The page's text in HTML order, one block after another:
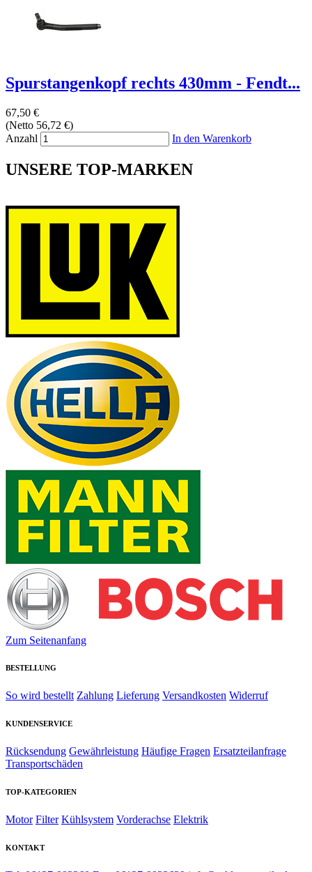
Spurstangenkopf rechts 430mm - Fendt...
67,50 €
(Netto 56,72 €)
Anzahl
In den Warenkorb
UNSERE TOP-MARKEN
Zum Seitenanfang
BESTELLUNG
So wird bestellt Zahlung Lieferung Versandkosten Widerruf
KUNDENSERVICE
Rücksendung Gewährleistung Häufige Fragen Ersatzteilanfrage
Transportschäden
TOP-KATEGORIEN
Motor Filter Kühlsystem Vorderachse Elektrik
KONTAKT